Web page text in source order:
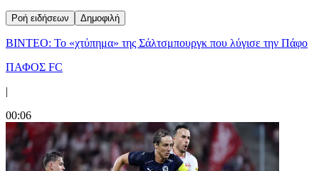
Ροή ειδήσεων Δημοφιλή
ΒΙΝΤΕΟ: Το «χτύπημα» της Σάλτσμπουργκ που λύγισε την Πάφο
ΠΑΦΟΣ FC
|
00:06